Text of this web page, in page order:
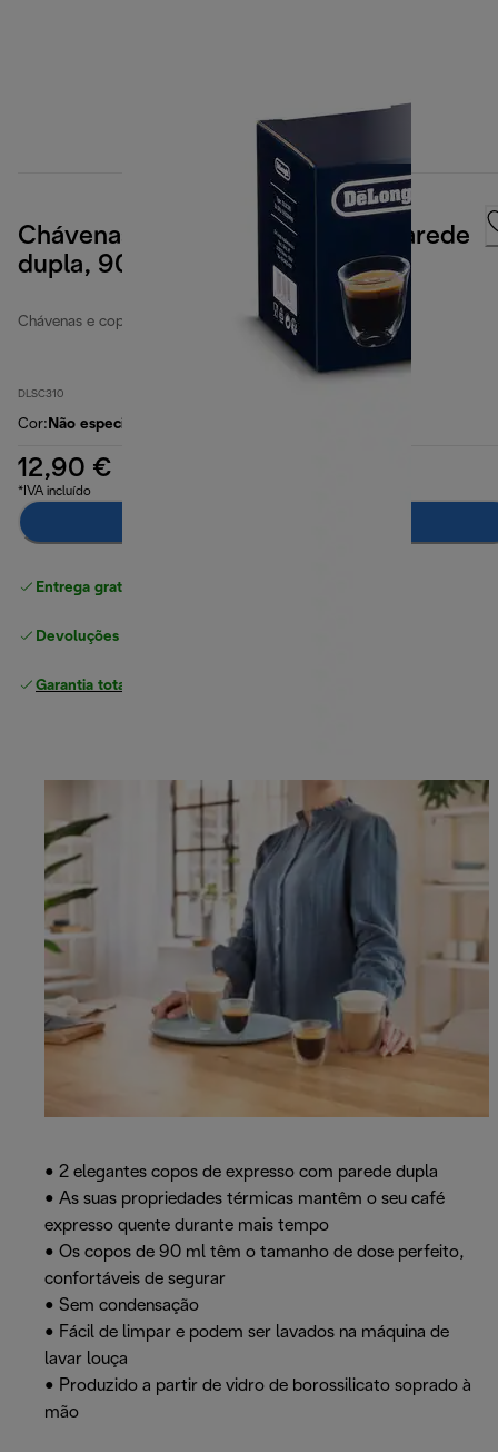
Chávenas de café expresso de parede
dupla, 90ml, conjunto de 2
Chávenas e copos de café
DLSC310
Cor: Não especificado
12,90 €
*IVA incluído
Entrega gratuita padrão
Devoluções gratuitas
Garantia total
• 2 elegantes copos de expresso com parede dupla
• As suas propriedades térmicas mantêm o seu café
expresso quente durante mais tempo
• Os copos de 90 ml têm o tamanho de dose perfeito,
confortáveis de segurar
• Sem condensação
• Fácil de limpar e podem ser lavados na máquina de
lavar louça
• Produzido a partir de vidro de borossilicato soprado à
mão